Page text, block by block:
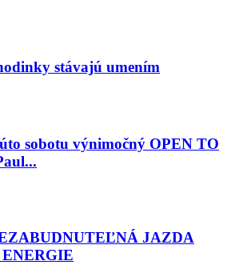
stávajú umením
sobotu výnimočný OPEN TO
JAZDA